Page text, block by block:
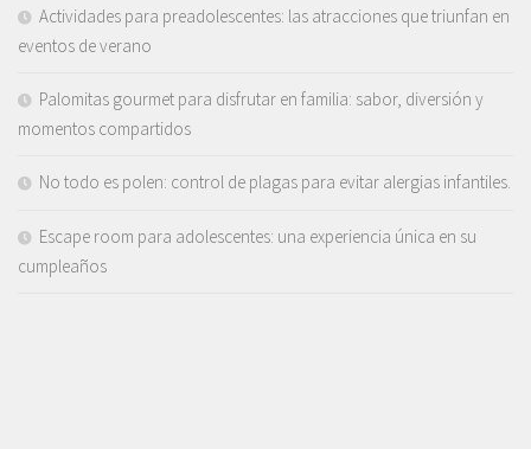
Actividades para preadolescentes: las atracciones que triunfan en
eventos de verano
Palomitas gourmet para disfrutar en familia: sabor, diversión y
momentos compartidos
No todo es polen: control de plagas para evitar alergias infantiles.
Escape room para adolescentes: una experiencia única en su
cumpleaños